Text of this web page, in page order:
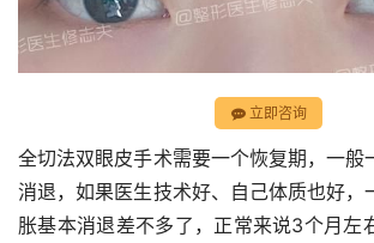
立即咨询
全切法双眼皮手术需要一个恢复期，一般
消退，如果医生技术好、自己体质也好，
胀基本消退差不多了，正常来说3个月左